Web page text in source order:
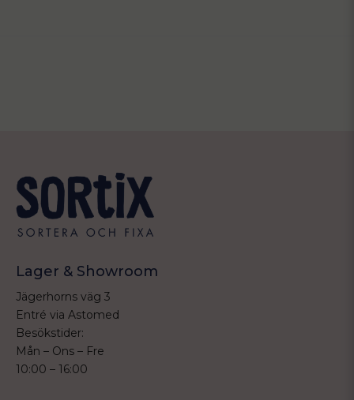
Lager & Showroom
Jägerhorns väg 3
Entré via Astomed
Besökstider:
Mån – Ons – Fre
10:00 – 16:00